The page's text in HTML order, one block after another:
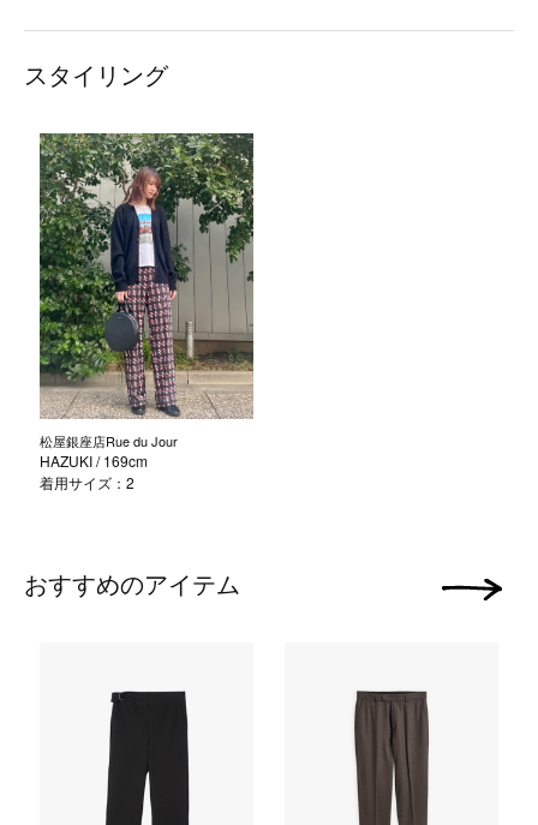
スタイリング
松屋銀座店Rue du Jour
HAZUKI/ 169cm
着用サイズ：2
おすすめのアイテム 次の画像